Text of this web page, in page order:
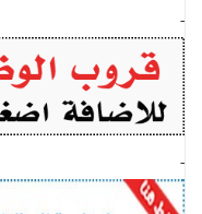
-
-